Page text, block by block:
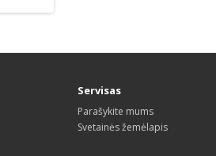
Servisas
Parašykite mums
Svetainės žemėlapis